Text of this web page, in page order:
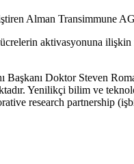
Alman Transimmune AG
aktivasyonuna
Başkanı Doktor Steven
Yenilikçi bilim ve
research partnership